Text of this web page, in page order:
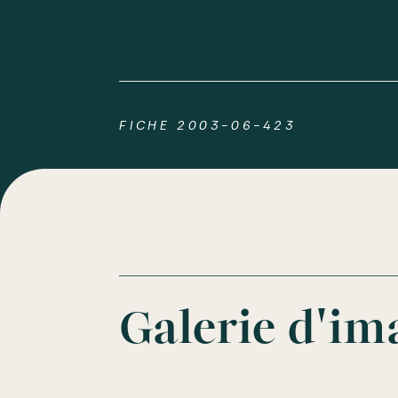
FICHE 2003-06-423
Galerie